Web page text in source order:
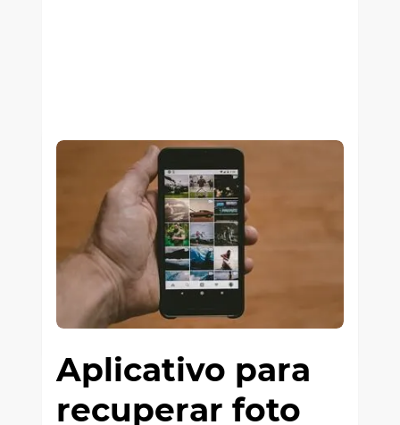
Aplicativo para
recuperar foto